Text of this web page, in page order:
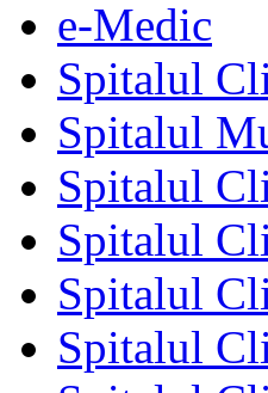
e-Medic
Spitalul
Spitalul
Spitalul
Spitalul
Spitalul
Spitalul